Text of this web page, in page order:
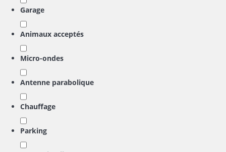
Garage
Animaux acceptés
Micro-ondes
Antenne parabolique
Chauffage
Parking